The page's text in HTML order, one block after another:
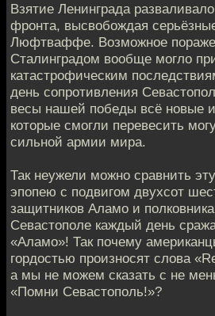
Взятие Ленинграда
фронта, высвобождая
Люфтваффе. Возможное
Сталинградом вообще могло
катастрофическим
день сопротивления
весы нашей победы всё новые
которые смогли перевесить
сильной армии мира.
Так неужели можно сравнить
эпопею с подвигом двухсот
защитников Аламо и
Севастополе каждый день
«Аламо»! Так почему
гордостью произносят слова
а мы не можем сказать с не
«Помни Севастополь!»?